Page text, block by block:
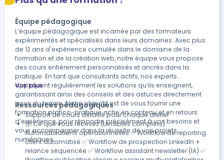
Équipe pédagogique
L’équipe pédagogique est incarnée par des formateurs
expérimentés et spécialisés dans leurs domaines. Avec plus
de 12 ans d'expérience cumulée dans le domaine de la
formation et de la création web, notre équipe vous propose
des cours entièrement personnalisés et ancrés dans la
pratique. En tant que consultants actifs, nos experts
appliquent régulièrement les solutions qu’ils enseignent,
garantissant ainsi des conseils et des astuces directement
issus du terrain. Notre objectif est de vous fournir une
formation pratico-pratique, riche en contenu et en retours
d’expérience, pour répondre précisément à vos besoins et
vous accompagner dans la réussite de vos projets
numériques.
Voir plus
Ressources pédagogiques
Support de cours détaillé pour chaque atelier
📦 Ce que vous recevez (Livrables complets)
Automatisations opérationnelles ✅ Workflow de reporting
client automatisé ✅ Workflow de prospection LinkedIn +
relance séquencée ✅ Workflow assistant newsletter (IA) ✅